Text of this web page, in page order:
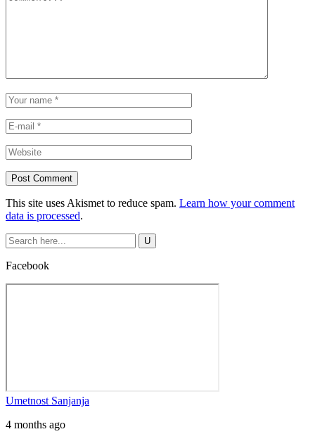
This site uses Akismet to reduce spam. Learn how your comment
data is processed.
Facebook
Umetnost Sanjanja
4 months ago